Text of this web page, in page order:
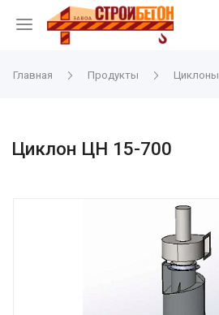
Главная Продукты Циклоны
Циклон ЦН 15-700